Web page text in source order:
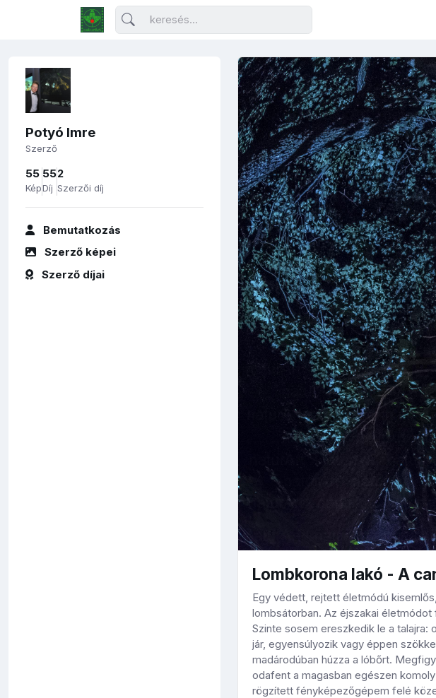
Potyó Imre
Szerző
55
Kép
55
Díj
2
Szerzői díj
Bemutatkozás
Szerző képei
Szerző díjai
Lombkorona lakó - A
Egy védett, rejtett életmódú
lombsátorban. Az éjszakai
Szinte sosem ereszkedik le a
jár, egyensúlyozik vagy éppen
madárodúban húzza a lóbőrt.
odafent a magasban egészen
rögzített fényképezőgépem felé